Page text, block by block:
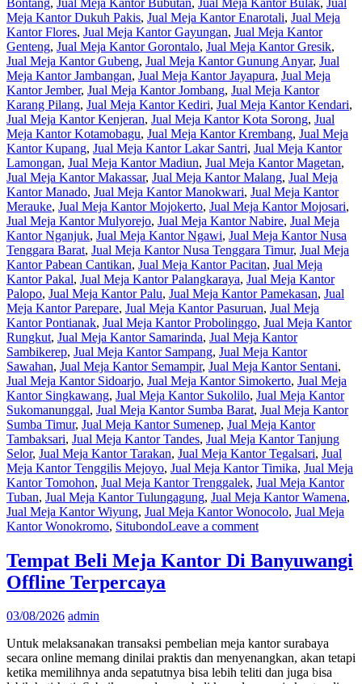
Meja Kantor Dukuh Pakis, Jual Meja Kantor Enarotali, Jual Meja
Kantor Flores, Jual Meja Kantor Gayungan, Jual Meja Kantor
Genteng, Jual Meja Kantor Gorontalo, Jual Meja Kantor Gresik,
Jual Meja Kantor Gubeng, Jual Meja Kantor Gunung Anyar, Jual
Meja Kantor Jambangan, Jual Meja Kantor Jayapura, Jual Meja
Kantor Jember, Jual Meja Kantor Jombang, Jual Meja Kantor
Karang Pilang, Jual Meja Kantor Kediri, Jual Meja Kantor Kendari,
Jual Meja Kantor Kenjeran, Jual Meja Kantor Kota Sorong, Jual
Meja Kantor Kotamobagu, Jual Meja Kantor Krembang, Jual Meja
Kantor Kupang, Jual Meja Kantor Lakar Santri, Jual Meja Kantor
Lamongan, Jual Meja Kantor Madiun, Jual Meja Kantor Magetan,
Jual Meja Kantor Makassar, Jual Meja Kantor Malang, Jual Meja
Kantor Manado, Jual Meja Kantor Manokwari, Jual Meja Kantor
Merauke, Jual Meja Kantor Mojokerto, Jual Meja Kantor Mojosari,
Jual Meja Kantor Mulyorejo, Jual Meja Kantor Nabire, Jual Meja
Kantor Nganjuk, Jual Meja Kantor Ngawi, Jual Meja Kantor Nusa
Tenggara Barat, Jual Meja Kantor Nusa Tenggara Timur, Jual Meja
Kantor Pabean Cantikan, Jual Meja Kantor Pacitan, Jual Meja
Kantor Pakal, Jual Meja Kantor Palangkaraya, Jual Meja Kantor
Palopo, Jual Meja Kantor Palu, Jual Meja Kantor Pamekasan, Jual
Meja Kantor Parepare, Jual Meja Kantor Pasuruan, Jual Meja
Kantor Pontianak, Jual Meja Kantor Probolinggo, Jual Meja Kantor
Rungkut, Jual Meja Kantor Samarinda, Jual Meja Kantor
Sambikerep, Jual Meja Kantor Sampang, Jual Meja Kantor
Sawahan, Jual Meja Kantor Semampir, Jual Meja Kantor Sentani,
Jual Meja Kantor Sidoarjo, Jual Meja Kantor Simokerto, Jual Meja
Kantor Singkawang, Jual Meja Kantor Sukolilo, Jual Meja Kantor
Sukomanunggal, Jual Meja Kantor Sumba Barat, Jual Meja Kantor
Sumba Timur, Jual Meja Kantor Sumenep, Jual Meja Kantor
Tambaksari, Jual Meja Kantor Tandes, Jual Meja Kantor Tanjung
Selor, Jual Meja Kantor Tarakan, Jual Meja Kantor Tegalsari, Jual
Meja Kantor Tenggilis Mejoyo, Jual Meja Kantor Timika, Jual Meja
Kantor Tomohon, Jual Meja Kantor Trenggalek, Jual Meja Kantor
Tuban, Jual Meja Kantor Tulungagung, Jual Meja Kantor Wamena,
Jual Meja Kantor Wiyung, Jual Meja Kantor Wonocolo, Jual Meja
Kantor Wonokromo, SitubondoLeave a comment
Tempat Beli Meja Kantor Di Banyuwangi
Offline Terpercaya
03/08/2026 admin
Untuk melaksanakan transaksi pembelian meja kantor surabaya
secara online memang dinilai praktis dan menyenangkan, akan tetapi
ketika memilihnya anda sepatutnya bisa lebih teliti dan juga bisa